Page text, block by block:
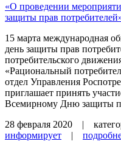
«О проведении
защиты прав
15 марта международная
день защиты прав
потребительского
«Рациональный
отдел Управления
приглашает принять
Всемирному Дню защиты
28 февраля 2020 |
информирует |